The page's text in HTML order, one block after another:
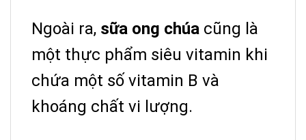
Ngoài ra, sữa ong chúa cũng là
một thực phẩm siêu vitamin khi
chứa một số vitamin B và
khoáng chất vi lượng.